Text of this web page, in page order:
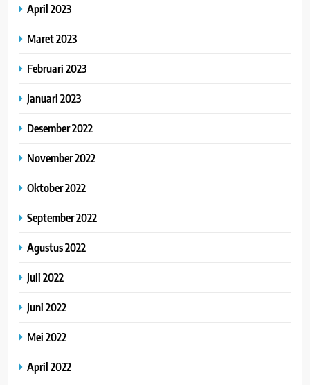
April 2023
Maret 2023
Februari 2023
Januari 2023
Desember 2022
November 2022
Oktober 2022
September 2022
Agustus 2022
Juli 2022
Juni 2022
Mei 2022
April 2022